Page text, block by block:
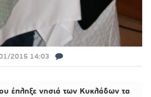
2015 14:03
έπληξε νησιά των Κυκλάδων τα